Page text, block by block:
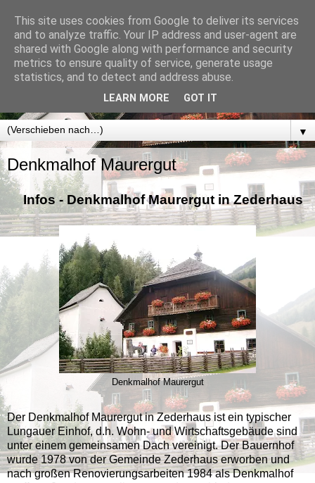
Denkmalhof Maurergut u.
Mühlenweg Zederhaus
Aktuelle Informationen vom Heimatverein Zederhaus
▼
Denkmalhof Maurergut
Infos - Denkmalhof Maurergut in Zederhaus
Denkmalhof Maurergut
Der Denkmalhof Maurergut in Zederhaus ist ein typischer
Lungauer Einhof, d.h. Wohn- und Wirtschaftsgebäude sind
unter einem gemeinsamen Dach vereinigt. Der Bauernhof
wurde 1978 von der Gemeinde Zederhaus erworben und
nach großen Renovierungsarbeiten 1984 als Denkmalhof
This site uses cookies from Google to deliver its services
and to analyze traffic. Your IP address and user-agent are
shared with Google along with performance and security
metrics to ensure quality of service, generate usage
statistics, and to detect and address abuse.
LEARN MORE GOT IT